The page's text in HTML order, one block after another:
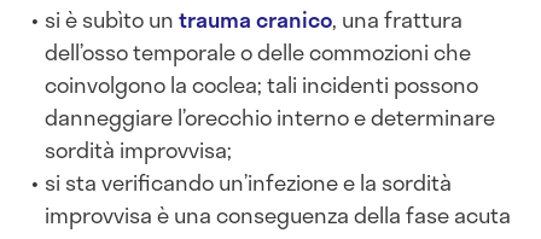
si è subìto untrauma cranico, una frattura
dell’osso temporale o delle commozioni che
coinvolgono la coclea; tali incidenti possono
danneggiare l’orecchio interno e determinare
sordità improvvisa;
si sta verificando un’infezione e la sordità
improvvisa è una conseguenza della fase acuta